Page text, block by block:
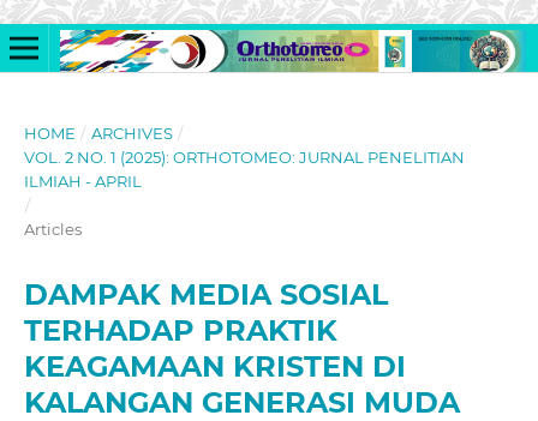
HOME / ARCHIVES /
VOL. 2 NO. 1 (2025): ORTHOTOMEO: JURNAL PENELITIAN
ILMIAH - APRIL
/
Articles
DAMPAK MEDIA SOSIAL
TERHADAP PRAKTIK
KEAGAMAAN KRISTEN DI
KALANGAN GENERASI MUDA